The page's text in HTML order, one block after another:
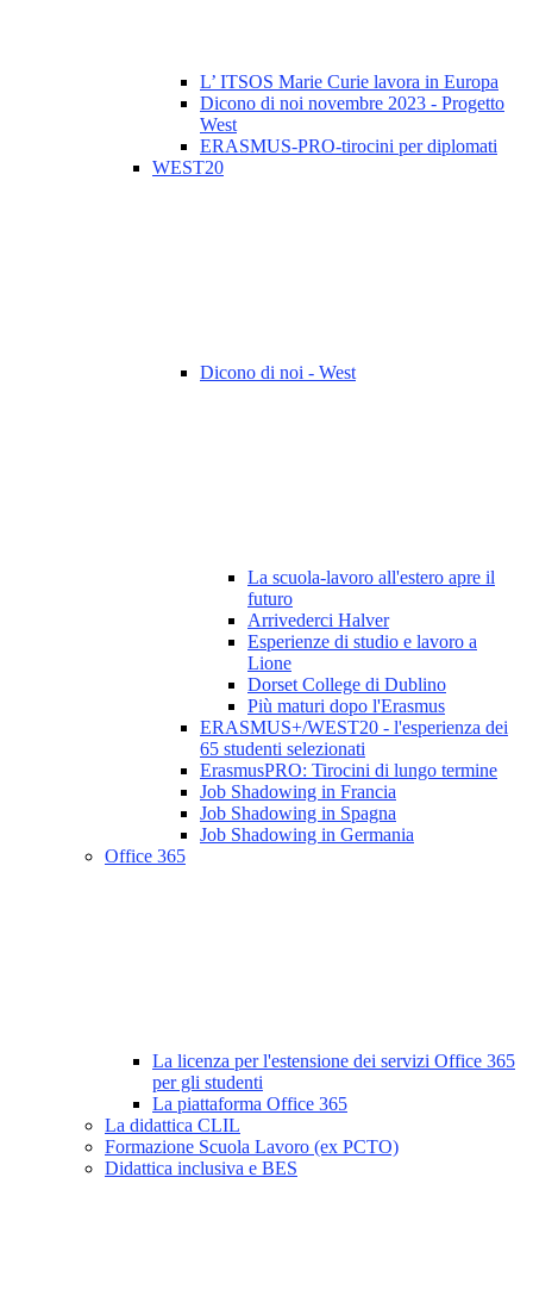
L’ ITSOS Marie Curie lavora in Europa
Dicono di noi novembre 2023 - Progetto
West
ERASMUS-PRO-tirocini per diplomati
WEST20
Dicono di noi - West
La scuola-lavoro all'estero apre il
futuro
Arrivederci Halver
Esperienze di studio e lavoro a
Lione
Dorset College di Dublino
Più maturi dopo l'Erasmus
ERASMUS+/WEST20 - l'esperienza dei
65 studenti selezionati
ErasmusPRO: Tirocini di lungo termine
Job Shadowing in Francia
Job Shadowing in Spagna
Job Shadowing in Germania
Office 365
La licenza per l'estensione dei servizi Office 365
per gli studenti
La piattaforma Office 365
La didattica CLIL
Formazione Scuola Lavoro (ex PCTO)
Didattica inclusiva e BES